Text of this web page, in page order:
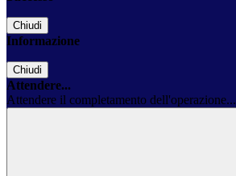
Chiudi
Informazione
Chiudi
Attendere...
Attendere il completamento dell'operazione...